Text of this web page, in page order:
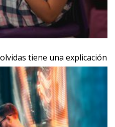
tiene una explicación